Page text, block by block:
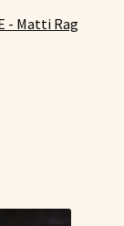
- Matti Rag